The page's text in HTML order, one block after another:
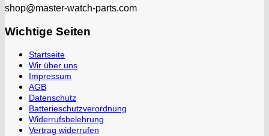
shop@master-watch-parts.com
Wichtige Seiten
Startseite
Wir über uns
Impressum
AGB
Datenschutz
Batterieschutzverordnung
Widerrufsbelehrung
Vertrag widerrufen